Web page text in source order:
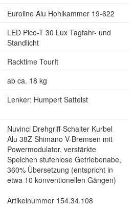
Euroline Alu Hohlkammer 19-622
LED Pico-T 30 Lux Tagfahr- und
Standlicht
Racktime TourIt
ab ca. 18 kg
Lenker: Humpert Sattelst
Nuvinci Drehgriff-Schalter Kurbel
Alu 38Z Shimano V-Bremsen mit
Powermodulator, verstärkte
Speichen stufenlose Getriebenabe,
360% Übersetzung (entspricht in
etwa 10 konventionellen Gängen)
Artikelnummer 154.34.108